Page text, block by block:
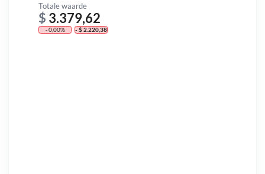
Totale waarde
$ 3.379,62
- 0,00% - $ 2.220,38